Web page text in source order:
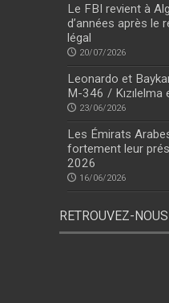
Le FBI revient à
d’années après le
légal
20/07/2026
Leonardo et
M-346 / Kızılelma
23/06/2026
Les Émirats
fortement leur
2026
16/06/2026
RETROUVEZ-